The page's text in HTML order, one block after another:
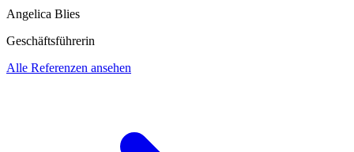
Angelica Blies
Geschäftsführerin
Alle Referenzen ansehen